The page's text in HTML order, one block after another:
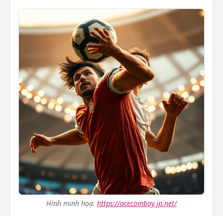
Hình minh hoạ: https://acecombay.jp.net/